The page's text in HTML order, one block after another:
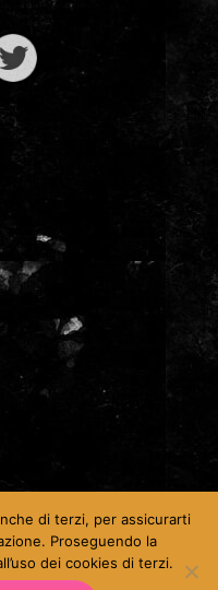
di terzi, per assicurarti
Proseguendo la
dei cookies di terzi.